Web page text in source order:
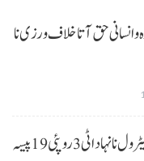
انسانی حق آتا خلاف ورزی نا
حکومت نا کنڈ آن پیٹرولیم نا نہاد آتیٹی کمتی نا پڑو،پیٹرول نا نہاد اٹی 3 روپئی 19 پیسہ